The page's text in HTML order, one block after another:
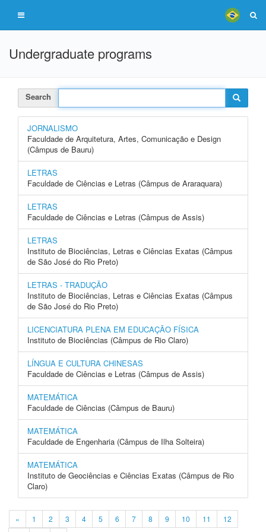
Undergraduate programs
Search
JORNALISMO
Faculdade de Arquitetura, Artes, Comunicação e Design
(Câmpus de Bauru)
LETRAS
Faculdade de Ciências e Letras (Câmpus de Araraquara)
LETRAS
Faculdade de Ciências e Letras (Câmpus de Assis)
LETRAS
Instituto de Biociências, Letras e Ciências Exatas (Câmpus
de São José do Rio Preto)
LETRAS - TRADUÇÃO
Instituto de Biociências, Letras e Ciências Exatas (Câmpus
de São José do Rio Preto)
LICENCIATURA PLENA EM EDUCAÇÃO FÍSICA
Instituto de Biociências (Câmpus de Rio Claro)
LÍNGUA E CULTURA CHINESAS
Faculdade de Ciências e Letras (Câmpus de Assis)
MATEMÁTICA
Faculdade de Ciências (Câmpus de Bauru)
MATEMÁTICA
Faculdade de Engenharia (Câmpus de Ilha Solteira)
MATEMÁTICA
Instituto de Geociências e Ciências Exatas (Câmpus de Rio
Claro)
« 1 2 3 4 5 6 7 8 9 10 11
12